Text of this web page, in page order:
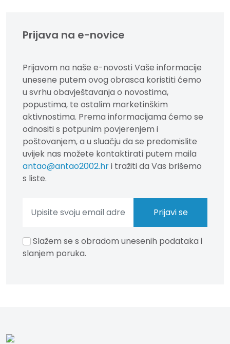
Prijava na e-novice
Prijavom na naše e-novosti Vaše informacije
unesene putem ovog obrasca koristiti ćemo
u svrhu obavještavanja o novostima,
popustima, te ostalim marketinškim
aktivnostima. Prema informacijama ćemo se
odnositi s potpunim povjerenjem i
poštovanjem, a u sluačju da se predomislite
uvijek nas možete kontaktirati putem maila
antao@antao2002.hri tražiti da Vas brišemo
s liste.
Slažem se s obradom unesenih podataka i
slanjem poruka.